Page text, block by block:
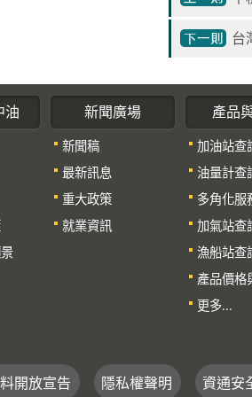
台
油
新聞廣場
新聞稿
最新訊息
重大政策
就業資訊
產品
加油站查
油量計查
多角化服
加氣站查
漁船站查
產品價格
更多...
開放宣告 隱私權聲明 資通安